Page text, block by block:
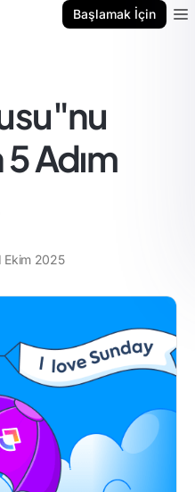
Başlamak İçin
Adım
Ekim 2025